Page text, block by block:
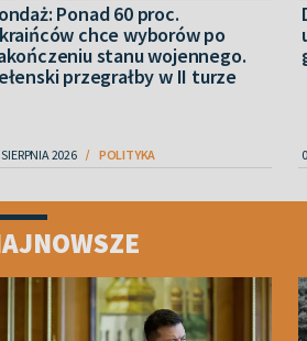
Sondaż: Ponad 60 proc.
chce wyborów po
stanu wojennego.
przegrałby w II turze
2026 POLITYKA